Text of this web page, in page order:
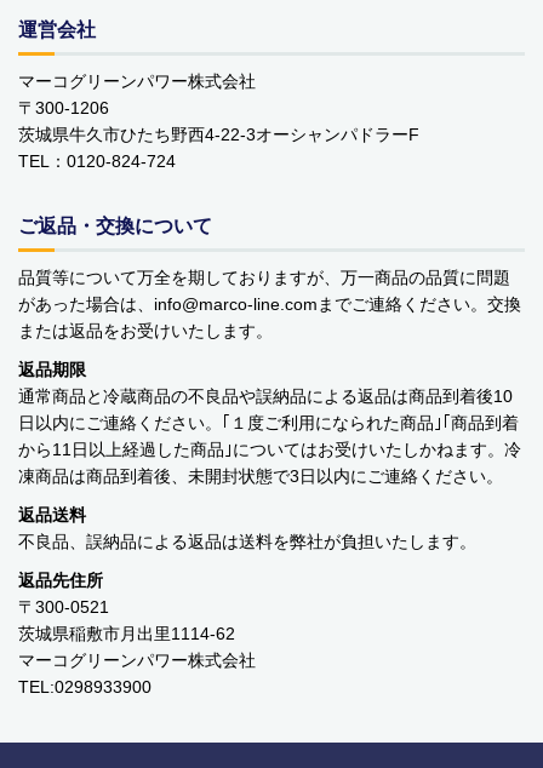
運営会社
マーコグリーンパワー株式会社
〒300-1206
茨城県牛久市ひたち野西4-22-3オーシャンパドラーF
TEL：0120-824-724
ご返品・交換について
品質等について万全を期しておりますが、万一商品の品質に問題
があった場合は、info
marco-line.comまでご連絡ください。交換
または返品をお受けいたします。
返品期限
通常商品と冷蔵商品の不良品や誤納品による返品は商品到着後10
日以内にご連絡ください。｢１度ご利用になられた商品｣｢商品到着
から11日以上経過した商品｣についてはお受けいたしかねます。冷
凍商品は商品到着後、未開封状態で3日以内にご連絡ください。
返品送料
不良品、誤納品による返品は送料を弊社が負担いたします。
返品先住所
〒300-0521
茨城県稲敷市月出里1114-62
マーコグリーンパワー株式会社
TEL:0298933900